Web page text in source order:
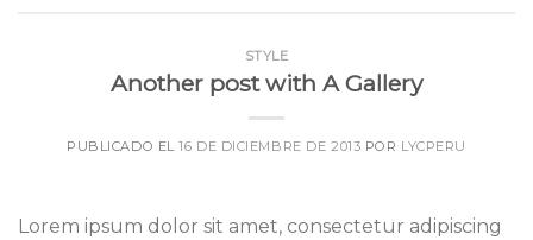
STYLE
Another post with A Gallery
PUBLICADO EL16 DE DICIEMBRE DE 2013 POR LYCPERU
Lorem ipsum dolor sit amet, consectetur adipiscing